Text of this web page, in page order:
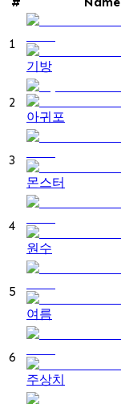
1
기방
2
아귀포
3
몬스터
4
원수
5
여름
6
주상치